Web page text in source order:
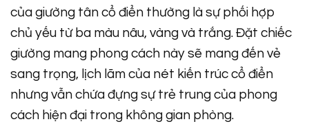
của giường tân cổ điển thường là sự phối hợp
chủ yếu từ ba màu nâu, vàng và trắng. Đặt chiếc
giường mang phong cách này sẽ mang đến vẻ
sang trọng, lịch lãm của nét kiến trúc cổ điển
nhưng vẫn chứa đựng sự trẻ trung của phong
cách hiện đại trong không gian phòng.